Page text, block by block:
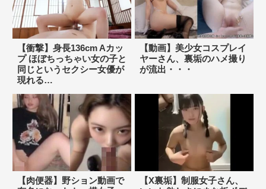
【衝撃】身長136cm Aカッ
プ ほぼちっちゃい女の子と
同じというセクシー女優が
現れる…
【動画】美少女コスプレイ
ヤーさん、裏垢のハメ撮り
が流出・・・
【肉便器】野ション動画で
【X裏垢】制服女子さん、